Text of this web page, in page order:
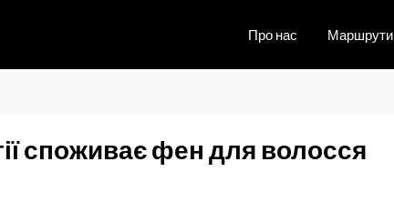
Про нас Маршрути
споживає фен для волосся